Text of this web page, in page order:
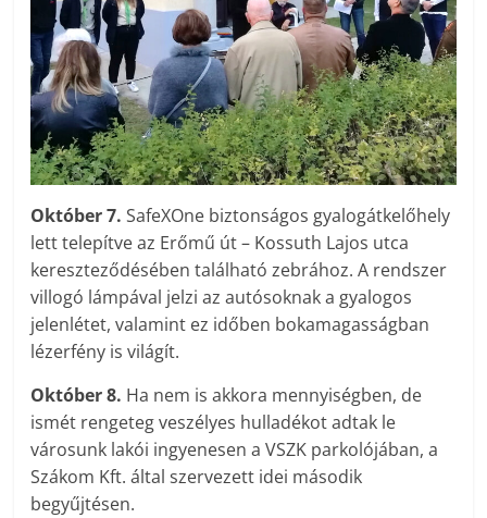
Október 7.SafeXOne biztonságos gyalogátkelőhely
lett telepítve az Erőmű út – Kossuth Lajos utca
kereszteződésében található zebrához. A rendszer
villogó lámpával jelzi az autósoknak a gyalogos
jelenlétet, valamint ez időben bokamagasságban
lézerfény is világít.
Október 8. Ha nem is akkora mennyiségben, de
ismét rengeteg veszélyes hulladékot adtak le
városunk lakói ingyenesen a VSZK parkolójában, a
Szákom Kft. által szervezett idei második
begyűjtésen.